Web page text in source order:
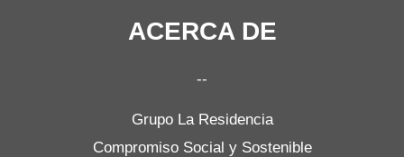
ACERCA DE
--
Grupo La Residencia
Compromiso Social y Sostenible